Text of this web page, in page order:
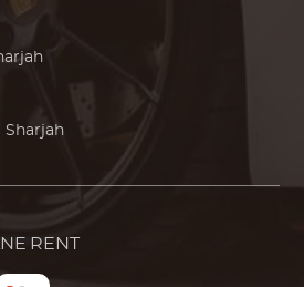
Sharjah
RENT